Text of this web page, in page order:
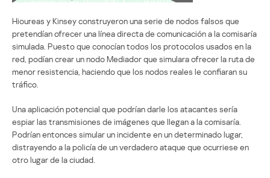
Hioureas y Kinsey construyeron una serie de nodos falsos que
pretendían ofrecer una línea directa de comunicación a la comisaría
simulada. Puesto que conocían todos los protocolos usados en la
red, podían crear un nodo Mediador que simulara ofrecer la ruta de
menor resistencia, haciendo que los nodos reales le confiaran su
tráfico.
Una aplicación potencial que podrían darle los atacantes sería
espiar las transmisiones de imágenes que llegan a la comisaría.
Podrían entonces simular un incidente en un determinado lugar,
distrayendo a la policía de un verdadero ataque que ocurriese en
otro lugar de la ciudad.